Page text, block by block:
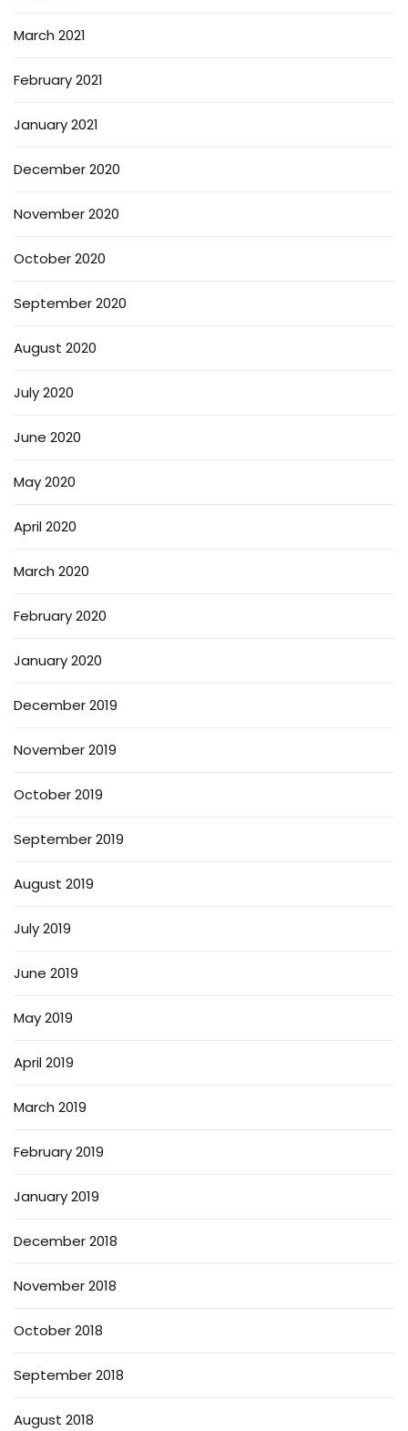
March 2021
February 2021
January 2021
December 2020
November 2020
October 2020
September 2020
August 2020
July 2020
June 2020
May 2020
April 2020
March 2020
February 2020
January 2020
December 2019
November 2019
October 2019
September 2019
August 2019
July 2019
June 2019
May 2019
April 2019
March 2019
February 2019
January 2019
December 2018
November 2018
October 2018
September 2018
August 2018